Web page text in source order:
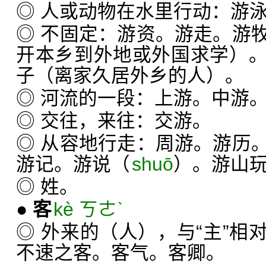
◎ 人或动物在水里行动：游
◎ 不固定：游资。游走。游
开本乡到外地或外国求学）
子（离家久居外乡的人）。
◎ 河流的一段：上游。中游
◎ 交往，来往：交游。
◎ 从容地行走：周游。游历
游记。游说（shuō）。游山
◎ 姓。
● 客kè ㄎㄜˋ
◎ 外来的（人），与“主”相
不速之客。客气。客卿。